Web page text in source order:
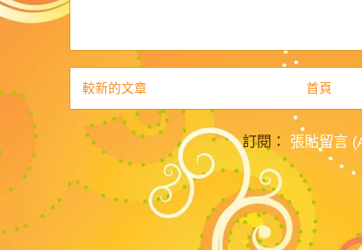
較新的文章 首頁
訂閱： 張貼留言